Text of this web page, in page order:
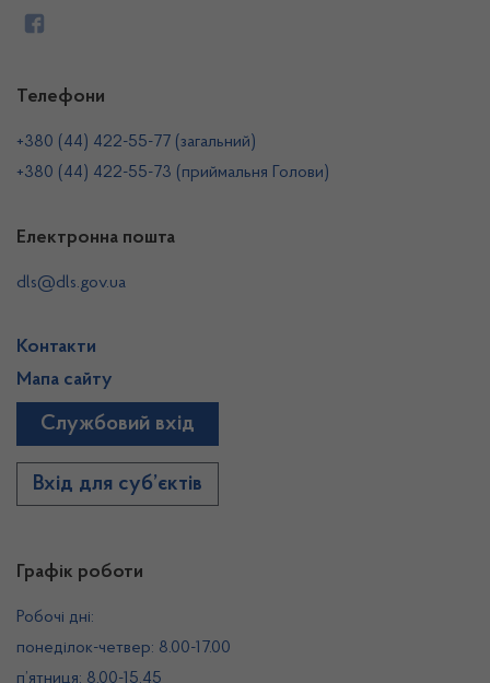
Графік роботи
Робочі дні:
понеділок-четвер: 8.00-17.00
п’ятниця: 8.00-15.45
Телефони
+380 (44) 422-55-77 (загальний)
+380 (44) 422-55-73 (приймальня Голови)
Електронна пошта
dls@dls.gov.ua
Контакти
Мапа сайту
Службовий вхід
Вхід для суб’єктів